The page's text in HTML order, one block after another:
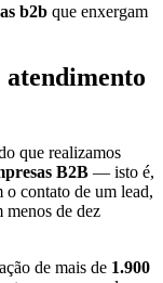
b2b que enxergam
que realizamos
B2B — isto é,
contato de um lead,
de dez
de mais de 1.900